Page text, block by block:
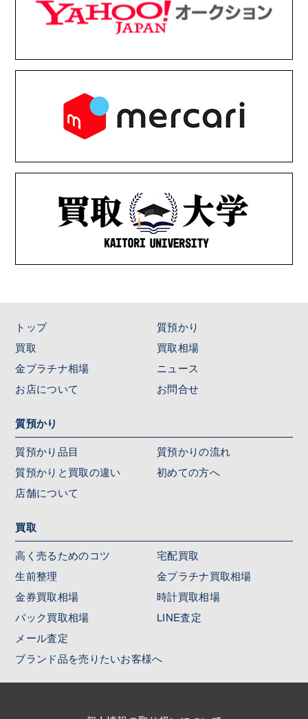
トップ
質預かり
買取
買取相場
金プラチナ相場
ニュース
お店について
お問合せ
質預かり
質預かり品目
質預かりの流れ
質預かりと買取の違い
初めての方へ
店舗について
買取
高く売るためのコツ
宅配買取
生前整理
金プラチナ買取相場
金券買取相場
時計買取相場
バック買取相場
LINE査定
メール査定
ブランド品を売りたいお客様へ